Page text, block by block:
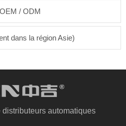
/ ODM
dans la région Asie)
distributeurs automatiques